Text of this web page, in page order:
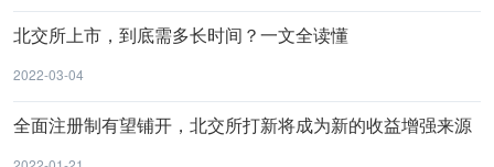
北交所上市，到底需多长时间？一文全读懂
2022-03-04
全面注册制有望铺开，北交所打新将成为新的收益增强来源